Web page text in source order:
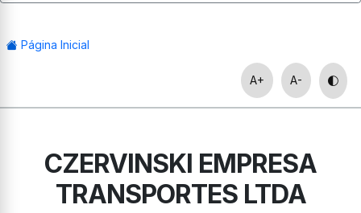
Página Inicial
A+ A-
CZERVINSKI EMPRESA
TRANSPORTES LTDA